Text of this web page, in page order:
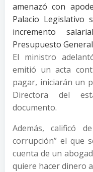
amenazó con
Palacio
incremento
Presupuesto
El ministro
emitió un acta
pagar, iniciarán un
Directora del
documento.
Además, calificó
corrupción” el que
cuenta de un
quiere hacer dinero